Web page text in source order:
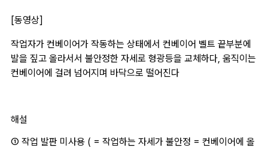
[동영상]
작업자가 컨베이어가 작동하는 상태에서 컨베이어 벨트 끝부분에
발을 짚고 올라서서 불안정한 자세로 형광등을 교체하다, 움직이는
컨베이어에 걸려 넘어지며 바닥으로 떨어진다
해설
① 작업 발판 미사용 ( = 작업하는 자세가 불안정 = 컨베이어에 올